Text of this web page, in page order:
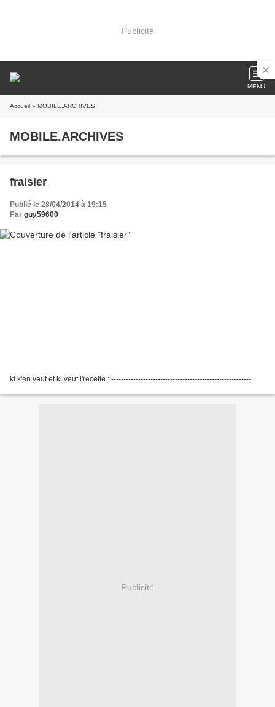
Publicité
MENU
Accueil » MOBILE.ARCHIVES
MOBILE.ARCHIVES
fraisier
Publié le 28/04/2014 à 19:15
Par guy59600
ki k'en veut et ki veut l'recette : ---------------------------------------------------------
Publicité